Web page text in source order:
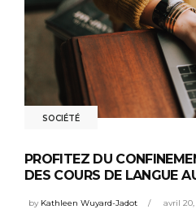
SOCIÉTÉ
PROFITEZ DU
DES COURS DE LANGUE
by Kathleen Wuyard-Jadot avril